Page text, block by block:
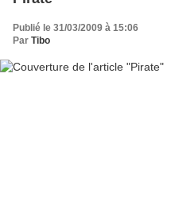
Publié le 31/03/2009 à 15:06
Par Tibo